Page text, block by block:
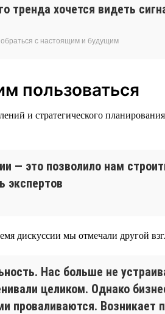
тренда хочется видеть
с настоящим и будущим
пользоваться
и стратегического
— это позволило нам
экспертов
дискуссии мы отмечали другой
Нас больше не
целиком. Однако
проваливаются. Возникает